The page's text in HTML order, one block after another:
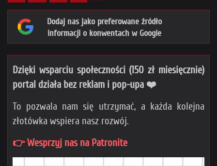
Dodaj nas jako preferowane źródło
informacji o konwentach w Google
Dzięki wsparciu społeczności (150 zł miesięcznie)
portal działa bez reklam i pop-upa ❤️
To pozwala nam się utrzymać, a każda kolejna
złotówka wspiera nasz rozwój.
👉 Wesprzyj nas na Patronite